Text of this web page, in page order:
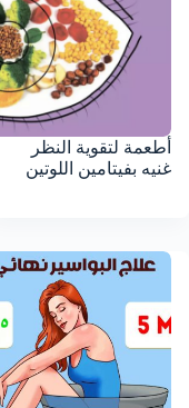
أطعمة لتقوية النظر
غنيه بفيتامين اللوتين